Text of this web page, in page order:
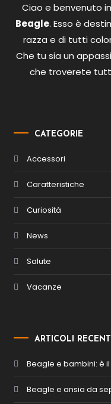
Ciao e benvenuto
Beagle. Esso è
razza e di tutti
Che tu sia un
che troverete
CATEGORIE
Accessori
Caratteristiche
Curiosità
News
Salute
Vacanze
ARTICOLI
Beagle e bambini: è
Beagle e ansia da